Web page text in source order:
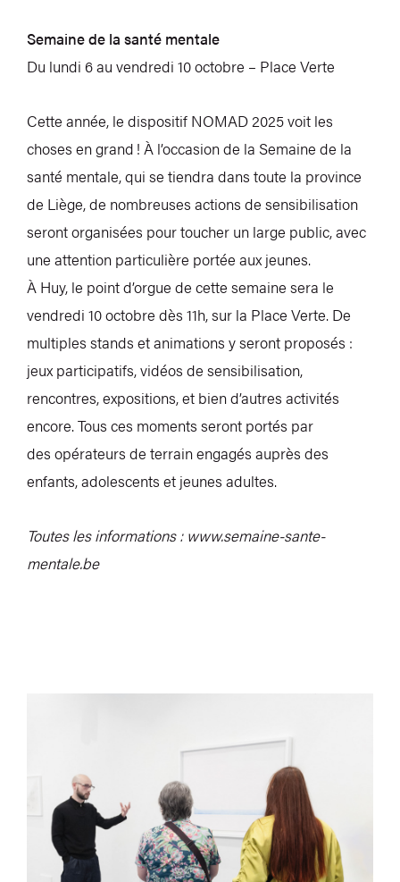
Semaine de la santé mentale
Du lundi 6 au vendredi 10 octobre – Place Verte
Cette année, le dispositif NOMAD 2025 voit les
choses en grand ! À l’occasion de la Semaine de la
santé mentale, qui se tiendra dans toute la province
de Liège, de nombreuses actions de sensibilisation
seront organisées pour toucher un large public, avec
une attention particulière portée aux jeunes.
À Huy, le point d’orgue de cette semaine sera le
vendredi 10 octobre dès 11h, sur la Place Verte. De
multiples stands et animations y seront proposés :
jeux participatifs, vidéos de sensibilisation,
rencontres, expositions, et bien d’autres activités
encore. Tous ces moments seront portés par
des opérateurs de terrain engagés auprès des
enfants, adolescents et jeunes adultes.
Toutes les informations :www.semaine-sante-
mentale.be